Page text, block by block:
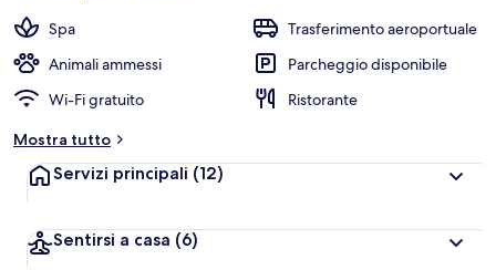
a
u
z
Spa
Trasferimento aeroportuale
Animali ammessi
Parcheggio disponibile
Wi-Fi gratuito
Ristorante
Mostra tutto
Servizi principali (12)
Sentirsi a casa (6)